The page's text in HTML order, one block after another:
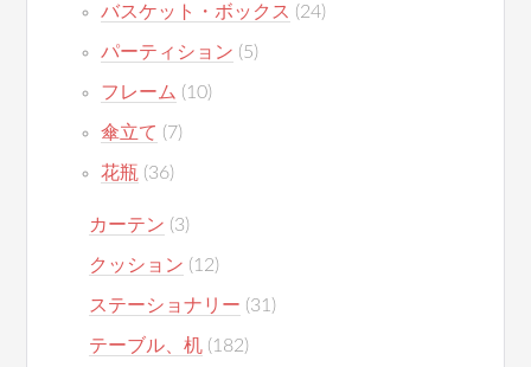
バスケット・ボックス (24)
パーティション (5)
フレーム (10)
傘立て (7)
花瓶 (36)
カーテン (3)
クッション (12)
ステーショナリー (31)
テーブル、机 (182)